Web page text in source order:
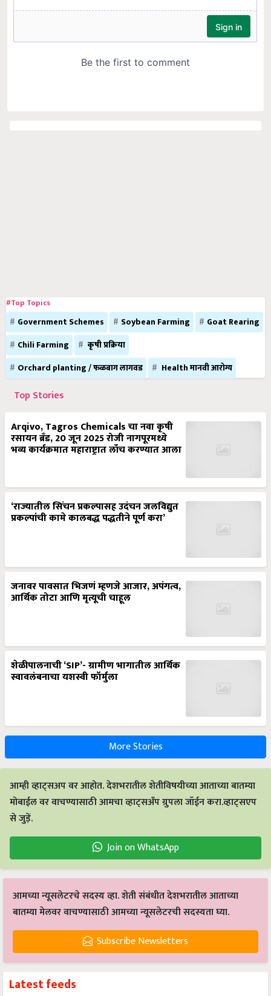
#Top Topics
Government Schemes Soybean Farming
Goat Rearing
Chili Farming
कृषी प्रक्रिया
Orchard planting / फळबाग लागवड
Health मानवी आरोग्य
Top Stories
Arqivo, Tagros Chemicals चा नवा कृषी
रसायन ब्रँड, 20 जून 2025 रोजी नागपूरमध्ये
भव्य कार्यक्रमात महाराष्ट्रात लाँच करण्यात आला
‘राज्यातील सिंचन प्रकल्पासह उदंचन जलविद्युत
प्रकल्पांची कामे कालबद्ध पद्धतीने पूर्ण करा’
जनावर पावसात भिजणं म्हणजे आजार, अपंगत्व,
आर्थिक तोटा आणि मृत्यूची चाहूल
शेळीपालनाची ‘SIP’- ग्रामीण भागातील आर्थिक
स्वावलंबनाचा यशस्वी फॉर्मुला
More Stories
आम्ही व्हाट्सअप वर आहोत. देशभरातील शेतीविषयीच्या आताच्या बातम्या
मोबाईल वर वाचण्यासाठी आमचा व्हाट्सअँप ग्रुपला जॉईन करा.व्हाट्सएप
से जुड़ें.
Join on WhatsApp
आमच्या न्यूसलेटरचे सदस्य व्हा. शेती संबंधीत देशभरातील आताच्या
बातम्या मेलवर वाचण्यासाठी आमच्या न्यूसलेटरची सदस्यता घ्या.
Subscribe Newsletters
Latest feeds